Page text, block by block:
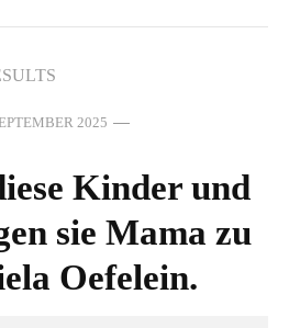
2025
Kinder und
sie Mama zu
Oefelein.